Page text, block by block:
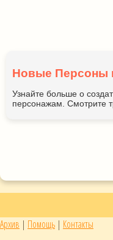
Новые Персоны
Узнайте больше о
персонажам. Смотрите
Архив | Помощь | Контакты